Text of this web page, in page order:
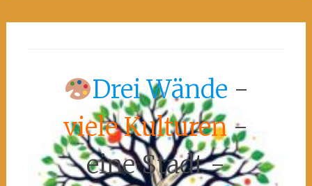
Drei Wände -
viele Kulturen-
eine Stadt -